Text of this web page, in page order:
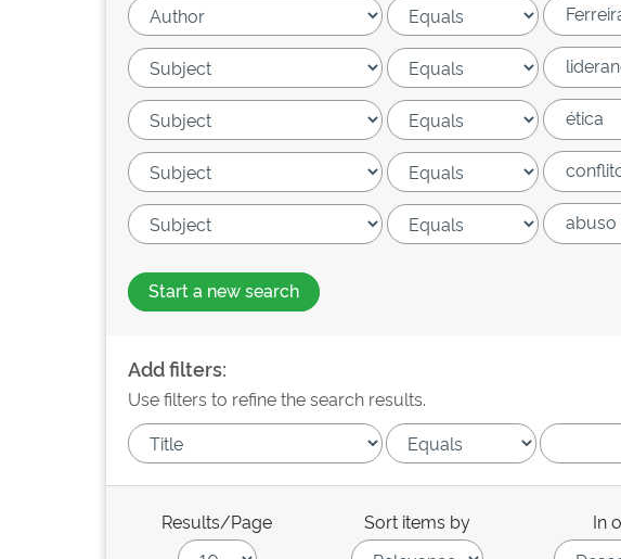
Start a new search
Add filters:
Use filters to refine the search results.
Results/Page Sort items by In